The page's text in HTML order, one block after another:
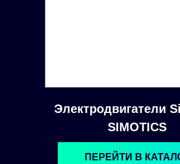
Электродвигатели
SIMOTICS
ПЕРЕЙТИ В